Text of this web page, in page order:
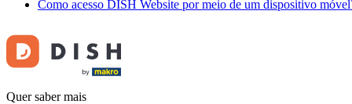
Como acesso DISH Website por meio de um dispositivo
Quer saber mais